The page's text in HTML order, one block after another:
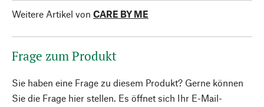
Weitere Artikel von CARE BY ME
Frage zum Produkt
Sie haben eine Frage zu diesem Produkt? Gerne können
Sie die Frage hier stellen. Es öffnet sich Ihr E-Mail-